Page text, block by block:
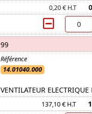
0,20 € H.T
99
14.01040.000
VENTILATEUR
137,10 € H.T